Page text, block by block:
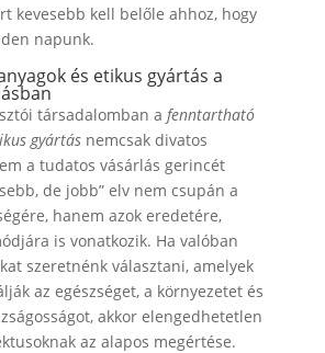
kevesebb kell belőle ahhoz, hogy
napunk.
és etikus gyártás a
társadalomban a fenntartható
gyártásnemcsak divatos
a tudatos vásárlás gerincét
de jobb” elv nem csupán a
hanem azok eredetére,
is vonatkozik. Ha valóban
szeretnénk választani, amelyek
az egészséget, a környezetet és
akkor elengedhetetlen
az alapos megértése.